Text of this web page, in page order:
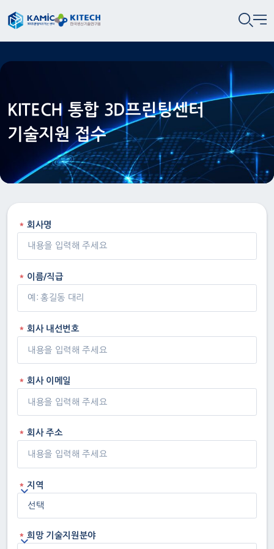
KITECH 통합 3D프린팅센터
기술지원 접수
회사명
이름/직급
회사 내선번호
회사 이메일
회사 주소
지역
희망 기술지원분야